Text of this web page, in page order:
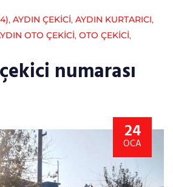
, AYDIN ÇEKICI, AYDIN KURTARICI,
OTO ÇEKICI, OTO ÇEKICI,
numarası
24
OCA